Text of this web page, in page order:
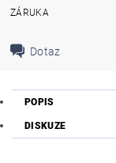
ZÁRUKA
Dotaz
POPIS
DISKUZE